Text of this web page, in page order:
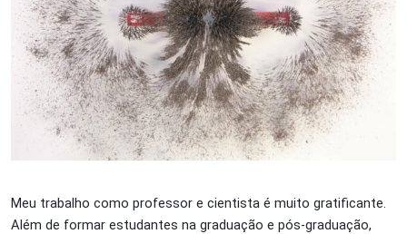
Meu trabalho como professor e cientista é muito gratificante.
Além de formar estudantes na graduação e pós-graduação,